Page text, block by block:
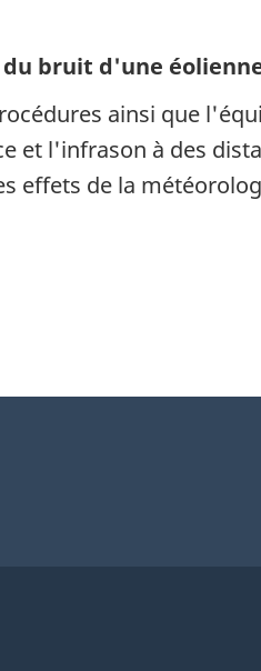
bruit d'une éolienne
ainsi que
et l'infrason à des
effets de la